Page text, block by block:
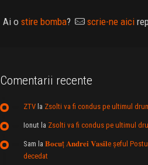
Ai o stire bomba? scrie-ne aici
Comentarii recente
ZTVla Zsolti va fi condus pe ultimul
Ionut la Zsolti va fi condus pe ultimul
Sam la 𝐁𝐨𝐜𝐮ț 𝐀𝐧𝐝𝐫𝐞𝐢 𝐕𝐚𝐬𝐢𝐥e şeful
decedat